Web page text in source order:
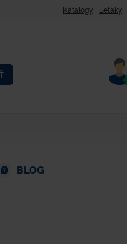
Katalogy Letáky
BLOG